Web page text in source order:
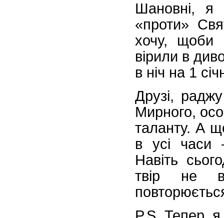
Шановні,
«проти»
хочу, щоби
вірили в
в ніч на 1
Друзі,
Мирного,
таланту. А
в усі часи
Навіть
твір не